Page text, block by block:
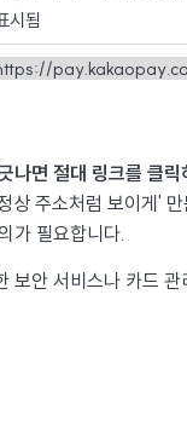
시됨
나면 절대 링크를 클릭
상 주소처럼 보이게'
가 필요합니다.
보안 서비스나 카드